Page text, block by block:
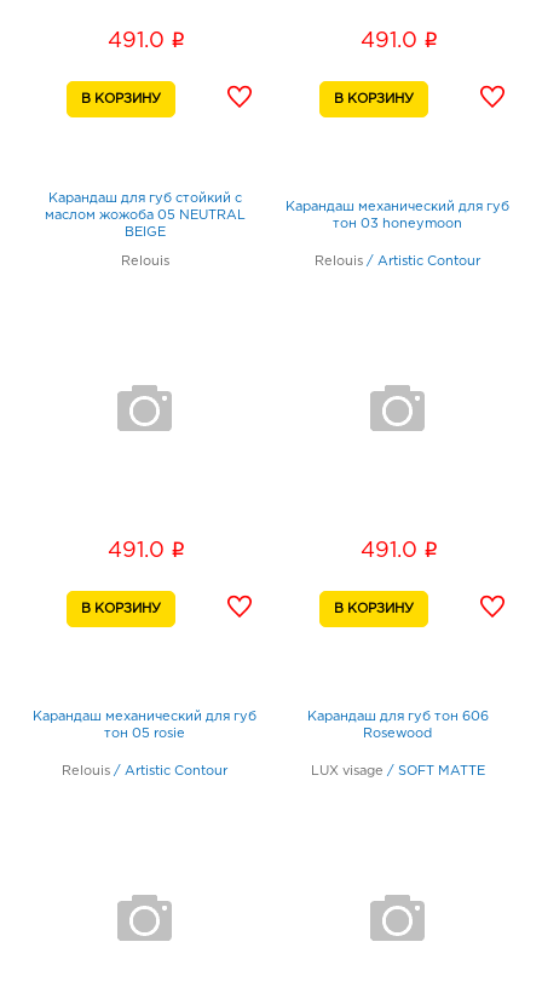
491.0 i 491.0 i
Карандаш для губ стойкий с
маслом жожоба 05 NEUTRAL
BEIGE
Relouis
491.0 i
Карандаш механический для губ
тон 03 honeymoon
Relouis / Artistic Contour
491.0 i
Карандаш механический для губ
тон 05 rosie
Relouis / Artistic Contour
Карандаш для губ тон 606
Rosewood
LUX visage / SOFT MATTE